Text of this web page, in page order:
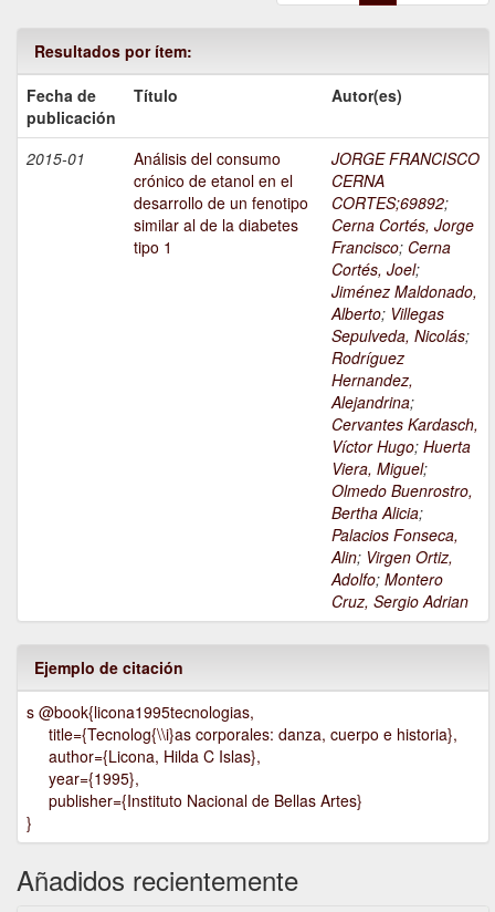
Resultados por ítem:
Fecha de
publicación
Título Autor(es)
2015-01
Análisis del consumo
crónico de etanol en el
desarrollo de un fenotipo
similar al de la diabetes
tipo 1
JORGE FRANCISCO
CERNA
CORTES;69892;
Cerna Cortés, Jorge
Francisco; Cerna
Cortés, Joel;
Jiménez Maldonado,
Alberto; Villegas
Sepulveda, Nicolás;
Rodríguez
Hernandez,
Alejandrina;
Cervantes Kardasch,
Víctor Hugo; Huerta
Viera, Miguel;
Olmedo Buenrostro,
Bertha Alicia;
Palacios Fonseca,
Alin; Virgen Ortiz,
Adolfo; Montero
Cruz, Sergio Adrian
Ejemplo de citación
s @book{licona1995tecnologias,
title={Tecnolog{\\i}as corporales: danza, cuerpo e historia},
author={Licona, Hilda C Islas},
year={1995},
publisher={Instituto Nacional de Bellas Artes}
}
Añadidos recientemente